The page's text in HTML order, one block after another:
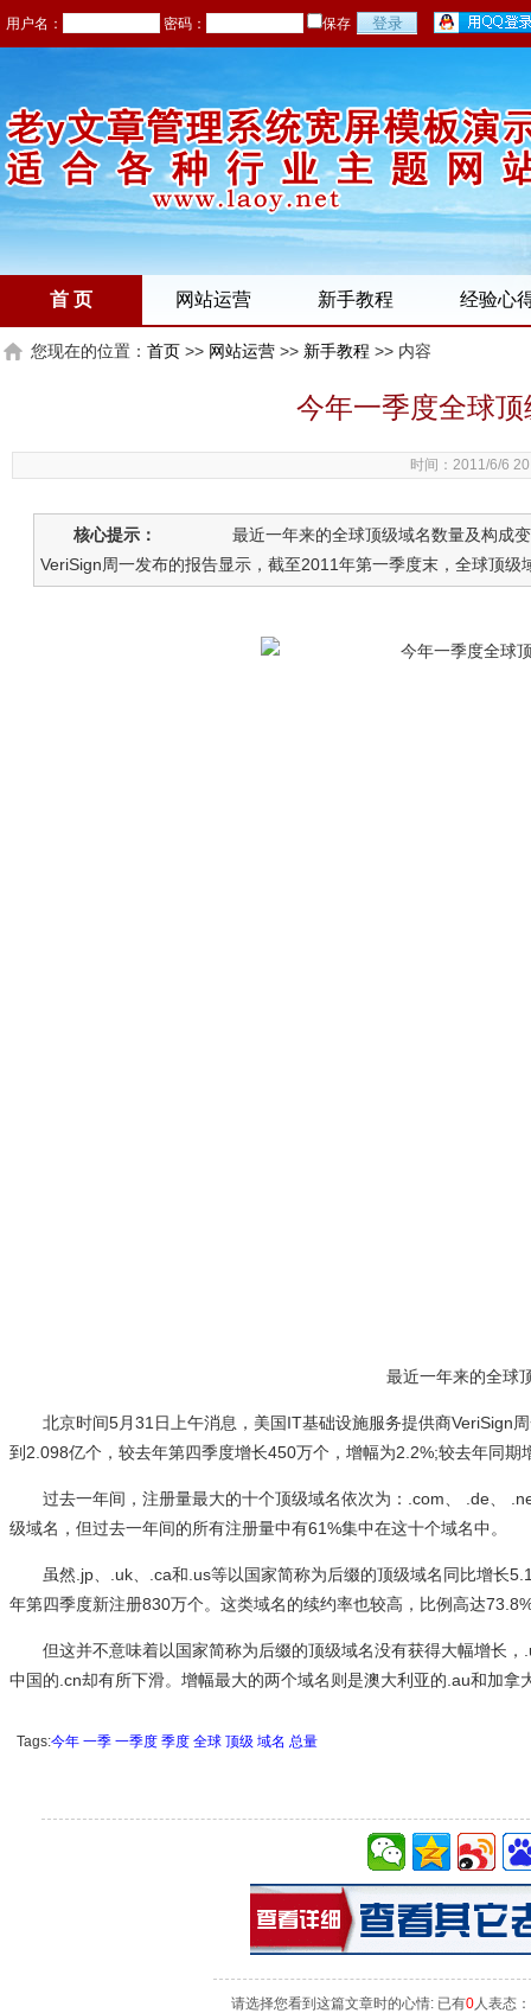
用户名： 密码： 保存
首 页 网站运营 新手教程 经验心
您现在的位置： 首页 >> 网站运营 >> 新手教程 >> 内容
今年一季度全球
时间：2011/6/6
核心提示：
最近一年来的全球顶级域名数量及构成变
VeriSign周一发布的报告显示，截至2011年第一季度末，全球顶级
最近一年来的全球顶
北京时间5月31日上午消息，美国IT基础设施服务提供商VeriSign
到2.098亿个，较去年第四季度增长450万个，增幅为2.2%;较去年同期
过去一年间，注册量最大的十个顶级域名依次为：.com、 .de、
级域名，但过去一年间的所有注册量中有61%集中在这十个域名中。
虽然.jp、.uk、.ca和.us等以国家简称为后缀的顶级域名同比增长
年第四季度新注册830万个。这类域名的续约率也较高，比例高达
但这并不意味着以国家简称为后缀的顶级域名没有获得大幅增长，
中国的.cn却有所下滑。增幅最大的两个域名则是澳大利亚的.au和加拿
Tags:今年 一季 一季度 季度 全球 顶级 域名 总量
请选择您看到这篇文章时的心情: 已有0人表态：